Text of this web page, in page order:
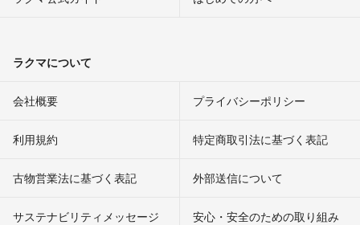
ラクマについて
会社概要 プライバシーポリシー
利用規約 特定商取引法に基づく表記
古物営業法に基づく表記 外部送信について
サステナビリティメッセージ 安心・安全のための取り組み